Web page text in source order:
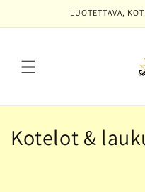
sisältöön
LUOTETTAVA,
K
Kotelot &